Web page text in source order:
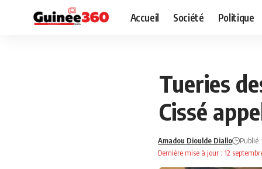
Accueil Société Politique
Tueries
Cissé
Dernière mise à jour : 12
Amadou Dioulde Diallo Publié